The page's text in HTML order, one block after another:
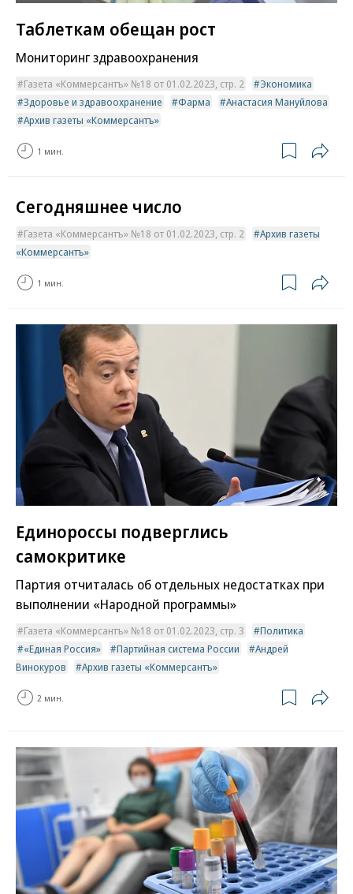
Таблеткам обещан рост
Мониторинг здравоохранения
Газета «Коммерсантъ» №18 от 01.02.2023, стр. 2
Экономика
Здоровье и здравоохранение
Фарма
Анастасия Мануйлова
Архив газеты «Коммерсантъ»
1 мин.
Сегодняшнее число
Газета «Коммерсантъ» №18 от 01.02.2023, стр. 2
Архив газеты
«Коммерсантъ»
1 мин.
Единороссы подверглись
самокритике
Партия отчиталась об отдельных недостатках при
выполнении «Народной программы»
Газета «Коммерсантъ» №18 от 01.02.2023, стр. 3
Политика
«Единая Россия»
Партийная система России
Андрей
Винокуров
Архив газеты «Коммерсантъ»
2 мин.